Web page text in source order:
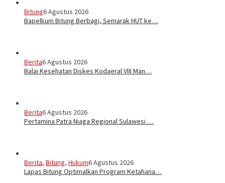
Bitung6 Agustus 2026
‎Bapelkum Bitung Berbagi, Semarak HUT ke…
Berita6 Agustus 2026
Balai Kesehatan Diskes Kodaeral VIII Man…
Berita6 Agustus 2026
Pertamina Patra Niaga Regional Sulawesi …
Berita, Bitung, Hukum6 Agustus 2026
Lapas Bitung Optimalkan Program Ketahana…